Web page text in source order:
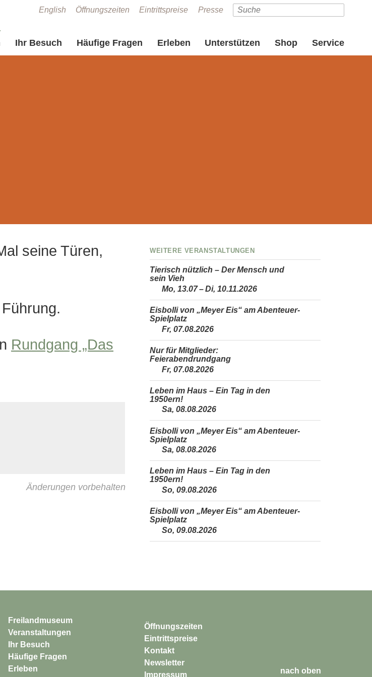
English Öffnungszeiten Eintrittspreise Presse
Ihr Besuch Häufige Fragen Erleben Unterstützen Shop Service
seine Türen,
Rundgang „Das
Änderungen vorbehalten
Weitere Veranstaltungen
Tierisch nützlich – Der Mensch und
sein Vieh
Mo, 13.07 – Di, 10.11.2026
Eisbolli von „Meyer Eis“ am Abenteuer-
Spielplatz
Fr, 07.08.2026
Nur für Mitglieder:
Feierabendrundgang
Fr, 07.08.2026
Leben im Haus – Ein Tag in den
1950ern!
Sa, 08.08.2026
Eisbolli von „Meyer Eis“ am Abenteuer-
Spielplatz
Sa, 08.08.2026
Leben im Haus – Ein Tag in den
1950ern!
So, 09.08.2026
Eisbolli von „Meyer Eis“ am Abenteuer-
Spielplatz
So, 09.08.2026
Freilandmuseum
Veranstaltungen
Ihr Besuch
Häufige Fragen
Erleben
Öffnungszeiten
Eintrittspreise
Kontakt
Newsletter
Impressum
nach oben